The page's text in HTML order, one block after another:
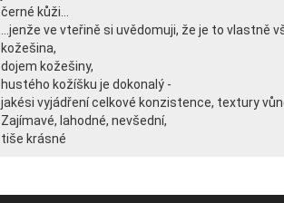
černé kůži...
...jenže ve vteřině si uvědomuji, že je to vlastně
kožešina,
dojem kožešiny,
hustého kožíšku je dokonalý -
jakési vyjádření celkové konzistence, textury
Zajímavé, lahodné, nevšední,
tiše krásné